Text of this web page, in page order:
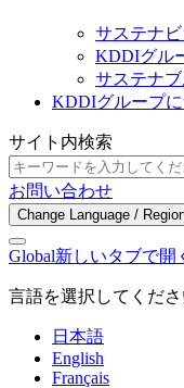
サステナ
KDDIグル
サステナ
KDDIグループ
サイト内検索
お問い合わせ
Change Language /
Global新しいタブで開
言語を選択してくださ
日本語
English
Français